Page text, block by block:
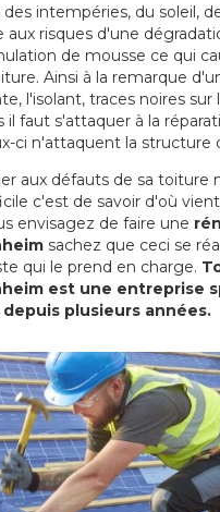
des intempéries, du soleil,
aux risques d'une
de mousse ce qui
Ainsi à la remarque
l'isolant, traces noires
il faut s'attaquer à la
ci n'attaquent la structure
aux défauts de sa toiture
c'est de savoir d'où
envisagez de faire une
sachez que ceci se
qui le prend en charge.
est une entreprise
plusieurs années.